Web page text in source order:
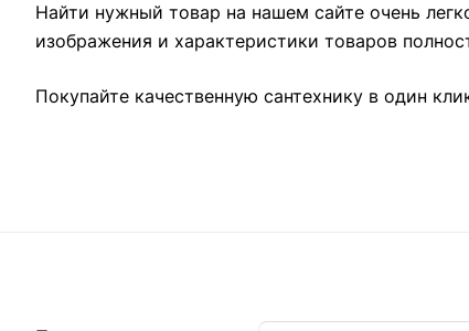
Найти нужный товар на нашем сайте очень
изображения и характеристики товаров
Покупайте качественную сантехнику в один